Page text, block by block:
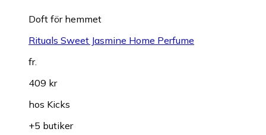
Doft för hemmet
Rituals Sweet Jasmine Home Perfume
fr.
409 kr
hos Kicks
+5 butiker